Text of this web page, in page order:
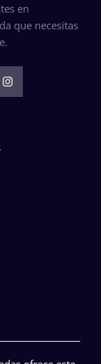
en
que necesitas